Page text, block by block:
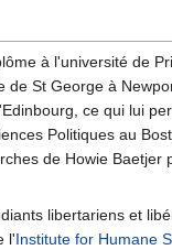
à l'université de
St George à
ce qui lui
Politiques au
de Howie Baetjer
libertariens et
l'Institute for Humane